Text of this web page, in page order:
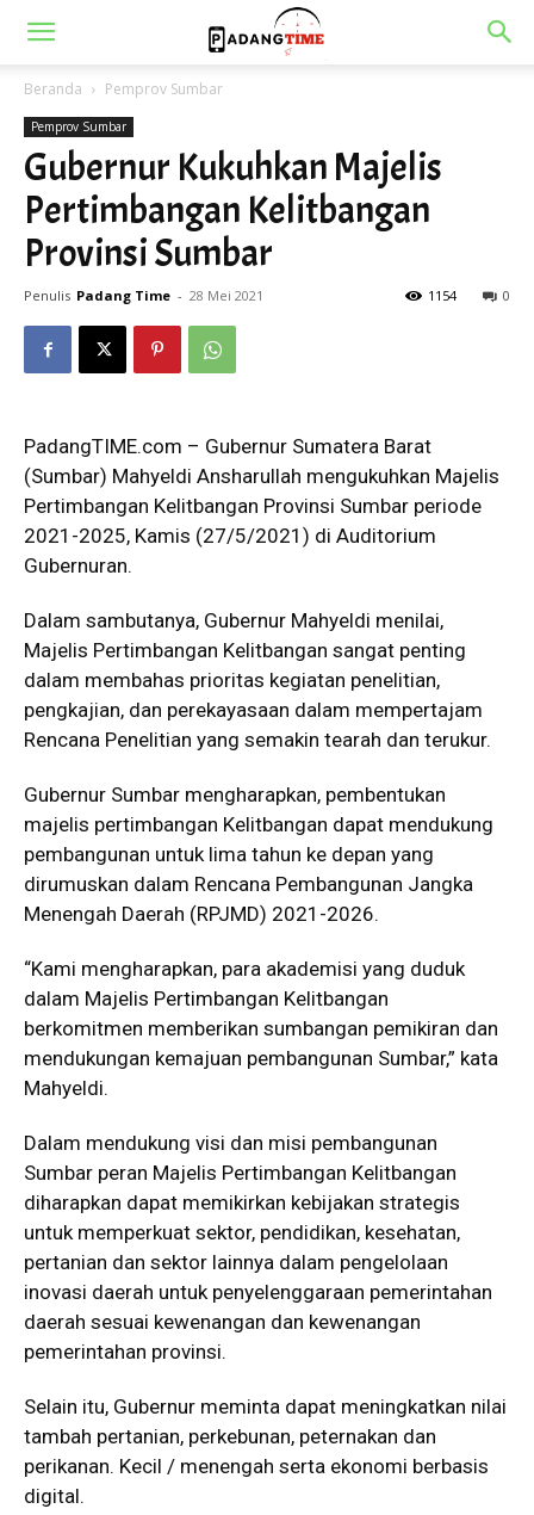
Beranda Pemprov Sumbar
Pemprov Sumbar
Gubernur Kukuhkan Majelis
Pertimbangan Kelitbangan
Provinsi Sumbar
Penulis Padang Time - 28 Mei 2021 0
1154
PadangTIME.com – Gubernur Sumatera Barat
(Sumbar) Mahyeldi Ansharullah mengukuhkan Majelis
Pertimbangan Kelitbangan Provinsi Sumbar periode
2021-2025, Kamis (27/5/2021) di Auditorium
Gubernuran.
Dalam sambutanya, Gubernur Mahyeldi menilai,
Majelis Pertimbangan Kelitbangan sangat penting
dalam membahas prioritas kegiatan penelitian,
pengkajian, dan perekayasaan dalam mempertajam
Rencana Penelitian yang semakin tearah dan terukur.
Gubernur Sumbar mengharapkan, pembentukan
majelis pertimbangan Kelitbangan dapat mendukung
pembangunan untuk lima tahun ke depan yang
dirumuskan dalam Rencana Pembangunan Jangka
Menengah Daerah (RPJMD) 2021-2026.
“Kami mengharapkan, para akademisi yang duduk
dalam Majelis Pertimbangan Kelitbangan
berkomitmen memberikan sumbangan pemikiran dan
mendukungan kemajuan pembangunan Sumbar,” kata
Mahyeldi.
Dalam mendukung visi dan misi pembangunan
Sumbar peran Majelis Pertimbangan Kelitbangan
diharapkan dapat memikirkan kebijakan strategis
untuk memperkuat sektor, pendidikan, kesehatan,
pertanian dan sektor lainnya dalam pengelolaan
inovasi daerah untuk penyelenggaraan pemerintahan
daerah sesuai kewenangan dan kewenangan
pemerintahan provinsi.
Selain itu, Gubernur meminta dapat meningkatkan nilai
tambah pertanian, perkebunan, peternakan dan
perikanan. Kecil / menengah serta ekonomi berbasis
digital.